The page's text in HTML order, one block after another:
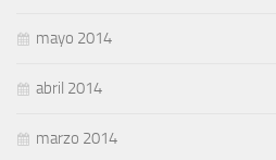
mayo 2014
abril 2014
marzo 2014